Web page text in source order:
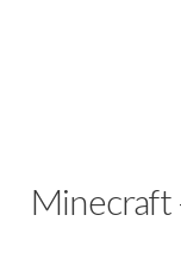
Minecraft